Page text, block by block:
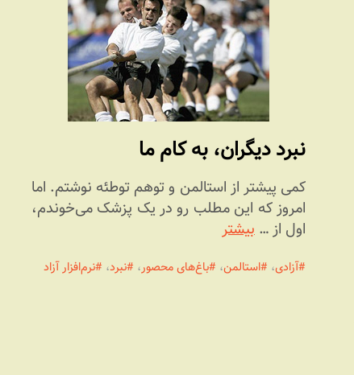
نبرد دیگران، به کام ما
کمی پیشتر از استالمن و توهم توطئه نوشتم. اما
امروز که این مطلب رو در یک پزشک می‌خوندم،
اول از …بیشتر
آزادی، استالمن، باغ‌های محصور، نبرد، نرم‌افزار آزاد